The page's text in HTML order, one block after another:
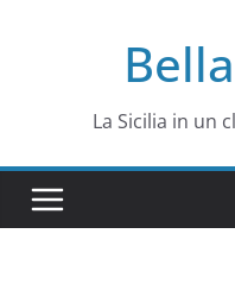
La Sicilia in un